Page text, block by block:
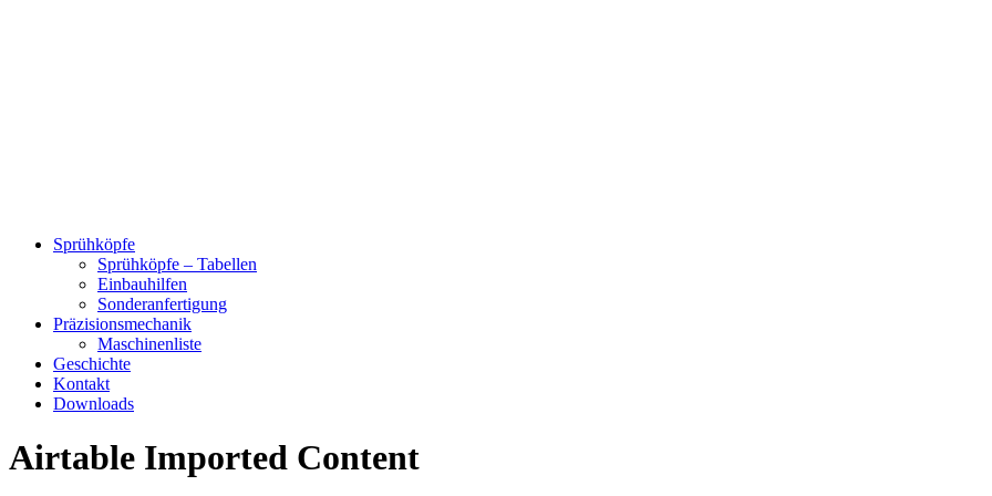
Sprühköpfe
Sprühköpfe – Tabellen
Einbauhilfen
Sonderanfertigung
Präzisionsmechanik
Maschinenliste
Geschichte
Kontakt
Downloads
Airtable Imported Content